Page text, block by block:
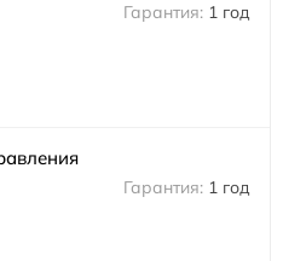
1 год
1 год